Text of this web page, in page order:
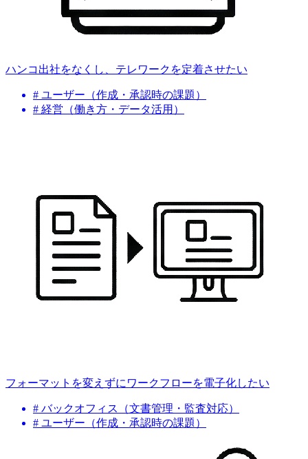
ハンコ出社をなくし、テレワークを定着させたい
# ユーザー（作成・承認時の課題）
# 経営（働き方・データ活用）
フォーマットを変えずにワークフローを電子化したい
# バックオフィス（文書管理・監査対応）
# ユーザー（作成・承認時の課題）